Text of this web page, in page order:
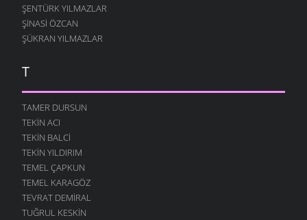
ŞENTÜRK YILMAZLAR
ŞINASI ÖZCAN
ŞÜKRAN YILMAZLAR
T
TAMER DURSUN
TEKIN ACI
TEKIN BALCI
TEKIN YILDIRIM
TEMEL ÇAPKUN
TEMEL KARAGÖZ
TEVRAT DEMIRAL
TUĞRUL KESKIN